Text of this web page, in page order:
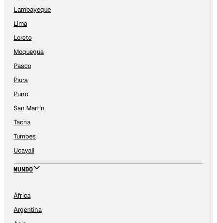
Lambayeque
Lima
Loreto
Moquegua
Pasco
Piura
Puno
San Martín
Tacna
Tumbes
Ucayali
MUNDO
África
Argentina